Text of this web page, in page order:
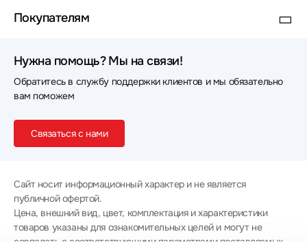
Покупателям
Нужна помощь? Мы на связи!
Обратитесь в службу поддержки клиентов и мы обязательно
вам поможем
Связаться с нами
Сайт носит информационный характер и не является
публичной офертой.
Цена, внешний вид, цвет, комплектация и характеристики
товаров указаны для ознакомительных целей и могут не
совпадать с соответствующими параметрами поставляемых